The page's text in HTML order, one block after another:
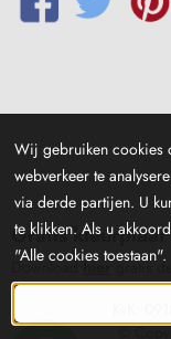
Gratis kleurplaat
Downloadhiergratis de
KvK:
©
Wij gebruiken cookies
webverkeer te
via derde partijen. U
te klikken. Als u
"Alle cookies toestaan".